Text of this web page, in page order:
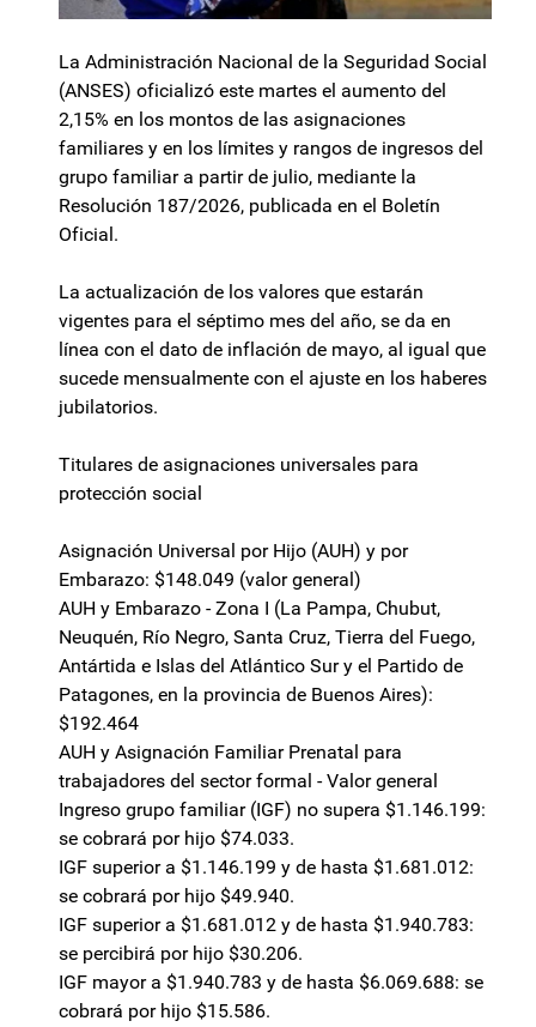
La Administración Nacional de la Seguridad Social
(ANSES) oficializó este martes el aumento del
2,15% en los montos de las asignaciones
familiares y en los límites y rangos de ingresos del
grupo familiar a partir de julio, mediante la
Resolución 187/2026, publicada en el Boletín
Oficial.
La actualización de los valores que estarán
vigentes para el séptimo mes del año, se da en
línea con el dato de inflación de mayo, al igual que
sucede mensualmente con el ajuste en los haberes
jubilatorios.
Titulares de asignaciones universales para
protección social
Asignación Universal por Hijo (AUH) y por
Embarazo: $148.049 (valor general)
AUH y Embarazo - Zona I (La Pampa, Chubut,
Neuquén, Río Negro, Santa Cruz, Tierra del Fuego,
Antártida e Islas del Atlántico Sur y el Partido de
Patagones, en la provincia de Buenos Aires):
$192.464
AUH y Asignación Familiar Prenatal para
trabajadores del sector formal - Valor general
Ingreso grupo familiar (IGF) no supera $1.146.199:
se cobrará por hijo $74.033.
IGF superior a $1.146.199 y de hasta $1.681.012:
se cobrará por hijo $49.940.
IGF superior a $1.681.012 y de hasta $1.940.783:
se percibirá por hijo $30.206.
IGF mayor a $1.940.783 y de hasta $6.069.688: se
cobrará por hijo $15.586.